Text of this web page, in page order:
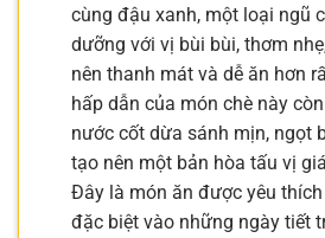
cùng đậu xanh, một loại ngũ
dưỡng với vị bùi bùi, thơm
nên thanh mát và dễ ăn hơn
hấp dẫn của món chè này
nước cốt dừa sánh mịn, ngọt
tạo nên một bản hòa tấu vị
Đây là món ăn được yêu
đặc biệt vào những ngày tiết